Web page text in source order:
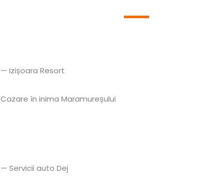
— Izișoara Resort
Cazare în inima Maramureșului
— Servicii auto Dej